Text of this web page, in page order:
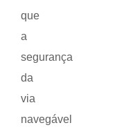
que
a
segurança
da
via
navegável